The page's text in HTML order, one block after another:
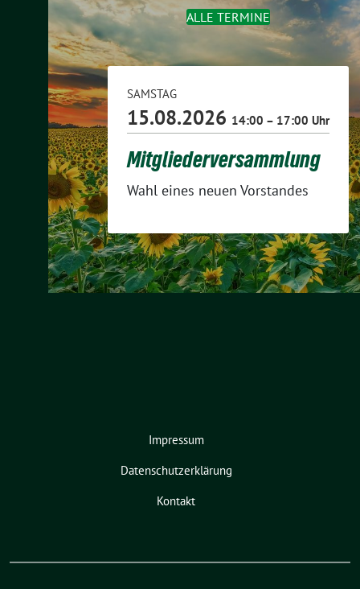
ALLE TERMINE
SAMSTAG
15.08.2026 14:00 – 17:00 Uhr
Mitgliederversammlung
Wahl eines neuen Vorstandes
Impressum
Datenschutzerklärung
Kontakt